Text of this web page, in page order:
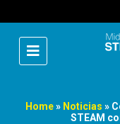
Home» Noticias »
STEAM